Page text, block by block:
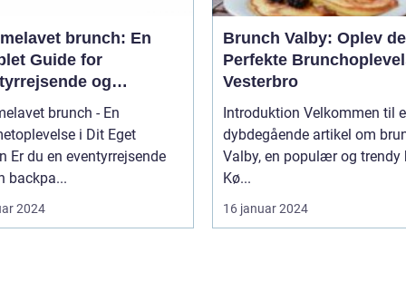
brunch: En
Guide for
og
brunch - En
i Dit Eget
backpa...
2024
Brunch Valby: Oplev
Perfekte
Vesterbro
Introduktion Velkommen til
dybdegående artikel om
Valby, en populær og trendy
Kø...
16 januar 2024